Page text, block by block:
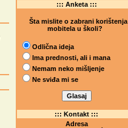
::: Anketa :::
Šta mislite o zabrani korištenja
mobitela u školi?
Odlična ideja
Ima prednosti, ali i mana
Nemam neko mišljenje
Ne sviđa mi se
::: Kontakt :::
Adresa